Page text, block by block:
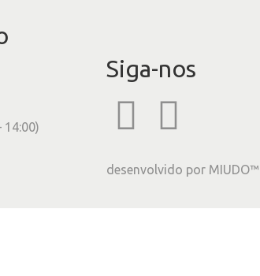
14:00)
Siga-nos
desenvolvido por MIUDO™